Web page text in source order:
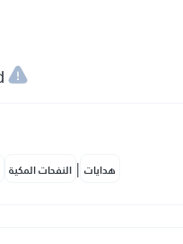
النفحات المكية | هدايات